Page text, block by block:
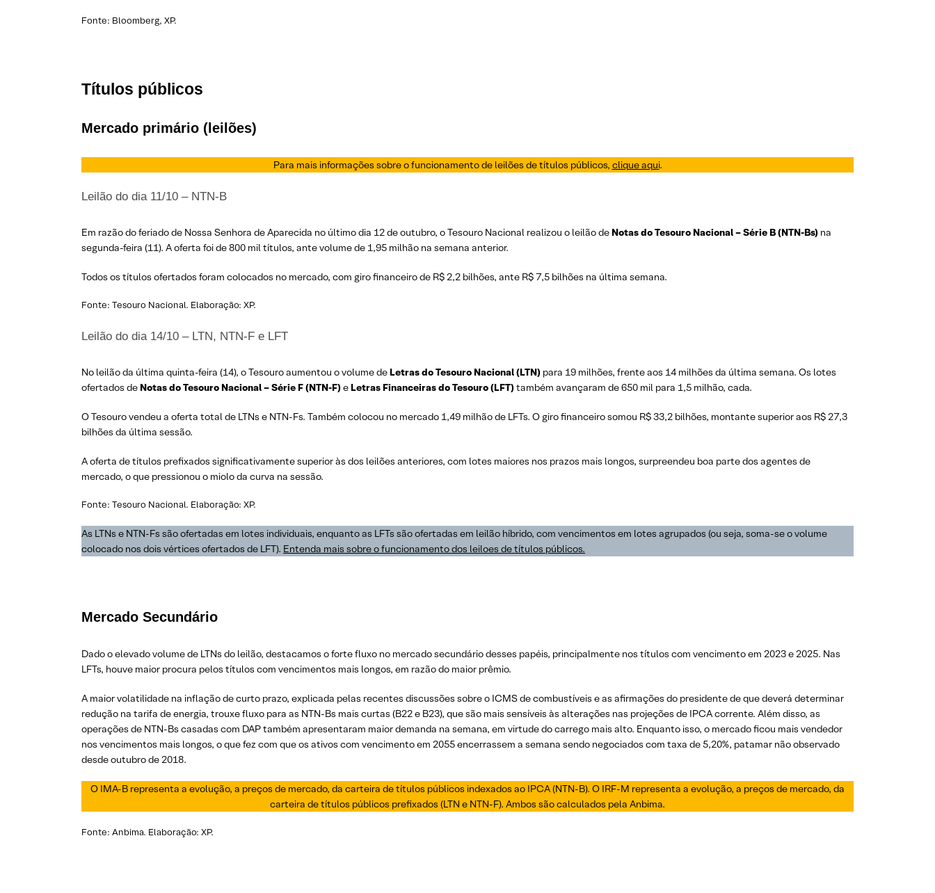
Fonte: Bloomberg, XP.
Títulos públicos
Mercado primário (leilões)
Para mais informações sobre o funcionamento de leilões de títulos públicos, clique aqui.
Leilão do dia 11/10 – NTN-B
Em razão do feriado de Nossa Senhora de Aparecida no último dia 12 de outubro, o Tesouro Nacional realizou o leilão de Notas do Tesouro Nacional – Série B (NTN-Bs) na
segunda-feira (11). A oferta foi de 800 mil títulos, ante volume de 1,95 milhão na semana anterior.
Todos os títulos ofertados foram colocados no mercado, com giro financeiro de R$ 2,2 bilhões, ante R$ 7,5 bilhões na última semana.
Fonte: Tesouro Nacional. Elaboração: XP.
Leilão do dia 14/10 – LTN, NTN-F e LFT
No leilão da última quinta-feira (14), o Tesouro aumentou o volume de Letras do Tesouro Nacional (LTN) para 19 milhões, frente aos 14 milhões da última semana. Os lotes
ofertados de Notas do Tesouro Nacional – Série F (NTN-F)e Letras Financeiras do Tesouro (LFT)também avançaram de 650 mil para 1,5 milhão, cada.
O Tesouro vendeu a oferta total de LTNs e NTN-Fs. Também colocou no mercado 1,49 milhão de LFTs. O giro financeiro somou R$ 33,2 bilhões, montante superior aos R$ 27,3
bilhões da última sessão.
A oferta de títulos prefixados significativamente superior às dos leilões anteriores, com lotes maiores nos prazos mais longos, surpreendeu boa parte dos agentes de
mercado, o que pressionou o miolo da curva na sessão.
Fonte: Tesouro Nacional. Elaboração: XP.
As LTNs e NTN-Fs são ofertadas em lotes individuais, enquanto as LFTs são ofertadas em leilão híbrido, com vencimentos em lotes agrupados (ou seja, soma-se o volume
colocado nos dois vértices ofertados de LFT). Entenda mais sobre o funcionamento dos leiloes de títulos públicos.
Mercado Secundário
Dado o elevado volume de LTNs do leilão, destacamos o forte fluxo no mercado secundário desses papéis, principalmente nos títulos com vencimento em 2023 e 2025. Nas
LFTs, houve maior procura pelos títulos com vencimentos mais longos, em razão do maior prêmio.
A maior volatilidade na inflação de curto prazo, explicada pelas recentes discussões sobre o ICMS de combustíveis e as afirmações do presidente de que deverá determinar
redução na tarifa de energia, trouxe fluxo para as NTN-Bs mais curtas (B22 e B23), que são mais sensíveis às alterações nas projeções de IPCA corrente. Além disso, as
operações de NTN-Bs casadas com DAP também apresentaram maior demanda na semana, em virtude do carrego mais alto. Enquanto isso, o mercado ficou mais vendedor
nos vencimentos mais longos, o que fez com que os ativos com vencimento em 2055 encerrassem a semana sendo negociados com taxa de 5,20%, patamar não observado
desde outubro de 2018.
O IMA-B representa a evolução, a preços de mercado, da carteira de títulos públicos indexados ao IPCA (NTN-B). O IRF-M representa a evolução, a preços de mercado, da
carteira de títulos públicos prefixados (LTN e NTN-F). Ambos são calculados pela Anbima.
Fonte: Anbima. Elaboração: XP.